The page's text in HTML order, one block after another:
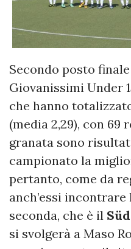
Secondo posto
Giovanissimi Under
che hanno
(media 2,29), con 69
granata sono
campionato la
pertanto, come da
anch’essi
seconda, che è il
si svolgerà a Maso